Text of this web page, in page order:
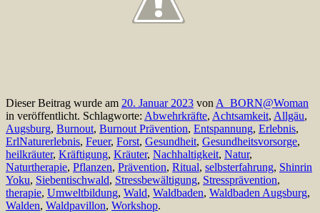
Dieser Beitrag wurde am 20. Januar 2023 vonA_BORN@Woman
in veröffentlicht. Schlagworte: Abwehrkräfte, Achtsamkeit, Allgäu,
Augsburg, Burnout, Burnout Prävention, Entspannung, Erlebnis,
ErlNaturerlebnis, Feuer, Forst, Gesundheit, Gesundheitsvorsorge,
heilkräuter, Kräftigung, Kräuter, Nachhaltigkeit, Natur,
Naturtherapie, Pflanzen, Prävention, Ritual, selbsterfahrung, Shinrin
Yoku, Siebentischwald, Stressbewältigung, Stressprävention,
therapie, Umweltbildung, Wald, Waldbaden, Waldbaden Augsburg,
Walden, Waldpavillon, Workshop.